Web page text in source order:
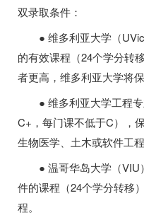
双录取条件：
● 维多利亚大学（
的有效课程（24个学分转
者更高，维多利亚大学将
● 维多利亚大学工程
C+，每门课不低于C），
生物医学、土木或软件工程
● 温哥华岛大学（
件的课程（24个学分转移
程。